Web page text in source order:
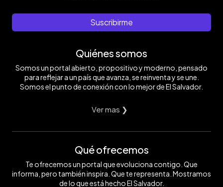
Suscribirme
Quiénes somos
Somos un portal abierto, propositivo y moderno, pensado
para reflejar a un país que avanza, se reinventa y se une.
Somos el punto de conexión con lo mejor de El Salvador.
Ver mas ❯
Qué ofrecemos
Te ofrecemos un portal que evoluciona contigo. Que
informa, pero también inspira. Que te representa. Mostramos
de lo que está hecho El Salvador.